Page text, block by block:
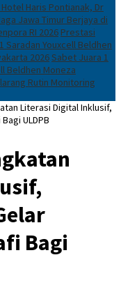
Haris Pontianak, Dr
Jawa Timur Berjaya di
RI 2026 Prestasi
Saradan Youxcell Beldhen
2026Sabet Juara 1
Beldhen Moneza
Rutin Monitoring
Literasi Digital Inklusif,
ULDPB
Bagi